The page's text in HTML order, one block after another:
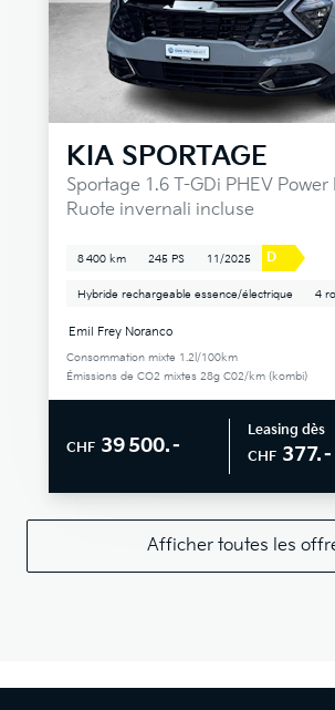
KIA SPORTAGE
Sportage 1.6 T-GDi PHEV
Ruote invernali incluse
8 400 km 245 PS 11/2025 D
Hybride rechargeable essence/électrique 4
Emil Frey Noranco
Consommation mixte 1.2l/100km
Émissions de CO2 mixtes 28g C02/km (kombi)
CHF 39 500.–
Leasing dès
CHF 377.–
Afficher toutes les